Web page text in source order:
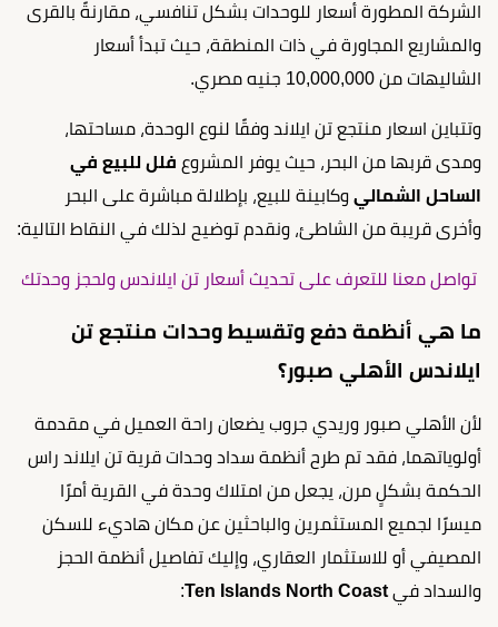
الشركة المطورة أسعار للوحدات بشكل تنافسي، مقارنةً بالقرى
والمشاريع المجاورة في ذات المنطقة، حيث تبدأ أسعار
الشاليهات من 10,000,000 جنيه مصري.
وتتباين اسعار منتجع تن ايلاند وفقًا لنوع الوحدة، مساحتها،
ومدى قربها من البحر، حيث يوفر المشروع فلل للبيع في
الساحل الشمالي وكابينة للبيع، بإطلالة مباشرة على البحر
وأخرى قريبة من الشاطئ، ونقدم توضيح لذلك في النقاط التالية:
تواصل معنا للتعرف على تحديث أسعار تن ايلاندس ولحجز وحدتك
ما هي أنظمة دفع وتقسيط وحدات منتجع تن
ايلاندس الأهلي صبور؟
لأن الأهلي صبور وريدي جروب يضعان راحة العميل في مقدمة
أولوياتهما، فقد تم طرح أنظمة سداد وحدات قرية تن ايلاند راس
الحكمة بشكلٍ مرن، يجعل من امتلاك وحدة في القرية أمرًا
ميسرًا لجميع المستثمرين والباحثين عن مكان هاديء للسكن
المصيفي أو للاستثمار العقاري، وإليك تفاصيل أنظمة الحجز
والسداد في Ten Islands North Coast
: